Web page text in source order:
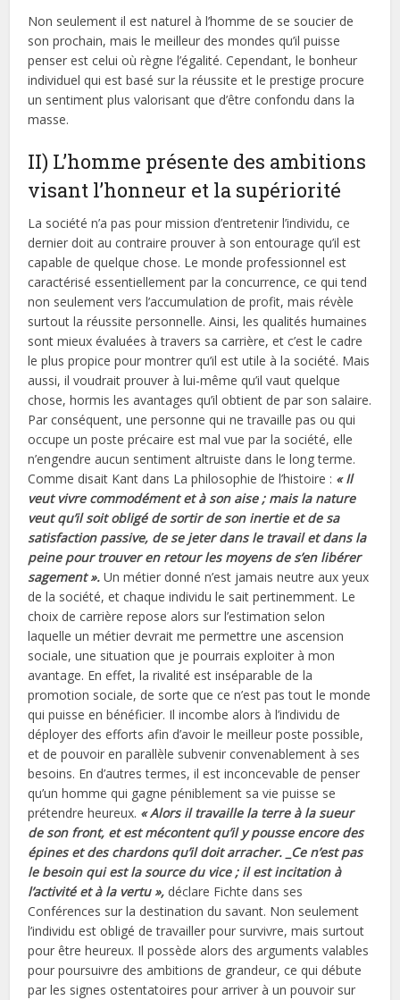
Non seulement il est naturel à l’homme de se soucier de
son prochain, mais le meilleur des mondes qu’il puisse
penser est celui où règne l’égalité. Cependant, le bonheur
individuel qui est basé sur la réussite et le prestige procure
un sentiment plus valorisant que d’être confondu dans la
masse.
II) L’homme présente des ambitions
visant l’honneur et la supériorité
La société n’a pas pour mission d’entretenir l’individu, ce
dernier doit au contraire prouver à son entourage qu’il est
capable de quelque chose. Le monde professionnel est
caractérisé essentiellement par la concurrence, ce qui tend
non seulement vers l’accumulation de profit, mais révèle
surtout la réussite personnelle. Ainsi, les qualités humaines
sont mieux évaluées à travers sa carrière, et c’est le cadre
le plus propice pour montrer qu’il est utile à la société. Mais
aussi, il voudrait prouver à lui-même qu’il vaut quelque
chose, hormis les avantages qu’il obtient de par son salaire.
Par conséquent, une personne qui ne travaille pas ou qui
occupe un poste précaire est mal vue par la société, elle
n’engendre aucun sentiment altruiste dans le long terme.
Comme disait Kant dans La philosophie de l’histoire : « Il
veut vivre commodément et à son aise ; mais la nature
veut qu’il soit obligé de sortir de son inertie et de sa
satisfaction passive, de se jeter dans le travail et dans la
peine pour trouver en retour les moyens de s’en libérer
sagement ». Un métier donné n’est jamais neutre aux yeux
de la société, et chaque individu le sait pertinemment. Le
choix de carrière repose alors sur l’estimation selon
laquelle un métier devrait me permettre une ascension
sociale, une situation que je pourrais exploiter à mon
avantage. En effet, la rivalité est inséparable de la
promotion sociale, de sorte que ce n’est pas tout le monde
qui puisse en bénéficier. Il incombe alors à l’individu de
déployer des efforts afin d’avoir le meilleur poste possible,
et de pouvoir en parallèle subvenir convenablement à ses
besoins. En d’autres termes, il est inconcevable de penser
qu’un homme qui gagne péniblement sa vie puisse se
prétendre heureux. « Alors il travaille la terre à la sueur
de son front, et est mécontent qu’il y pousse encore des
épines et des chardons qu’il doit arracher. _Ce n’est pas
le besoin qui est la source du vice ; il est incitation à
l’activité et à la vertu », déclare Fichte dans ses
Conférences sur la destination du savant. Non seulement
l’individu est obligé de travailler pour survivre, mais surtout
pour être heureux. Il possède alors des arguments valables
pour poursuivre des ambitions de grandeur, ce qui débute
par les signes ostentatoires pour arriver à un pouvoir sur